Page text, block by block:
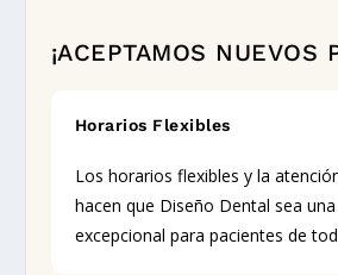
¡ACEPTAMOS NUEVOS
Horarios Flexibles
Los horarios flexibles y la
hacen que Diseño Dental sea
excepcional para pacientes de